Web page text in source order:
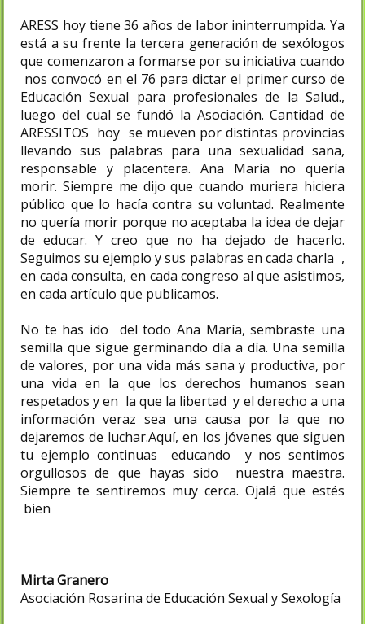
ARESS hoy tiene 36 años de labor ininterrumpida. Ya
está a su frente la tercera generación de sexólogos
que comenzaron a formarse por su iniciativa cuando
nos convocó en el 76 para dictar el primer curso de
Educación Sexual para profesionales de la Salud.,
luego del cual se fundó la Asociación. Cantidad de
ARESSITOS hoy se mueven por distintas provincias
llevando sus palabras para una sexualidad sana,
responsable y placentera. Ana María no quería
morir. Siempre me dijo que cuando muriera hiciera
público que lo hacía contra su voluntad. Realmente
no quería morir porque no aceptaba la idea de dejar
de educar. Y creo que no ha dejado de hacerlo.
Seguimos su ejemplo y sus palabras en cada charla ,
en cada consulta, en cada congreso al que asistimos,
en cada artículo que publicamos.
No te has ido del todo Ana María, sembraste una
semilla que sigue germinando día a día. Una semilla
de valores, por una vida más sana y productiva, por
una vida en la que los derechos humanos sean
respetados y en la que la libertad y el derecho a una
información veraz sea una causa por la que no
dejaremos de luchar.Aquí, en los jóvenes que siguen
tu ejemplo continuas educando y nos sentimos
orgullosos de que hayas sido nuestra maestra.
Siempre te sentiremos muy cerca. Ojalá que estés
bien
Mirta Granero
Asociación Rosarina de Educación Sexual y Sexología